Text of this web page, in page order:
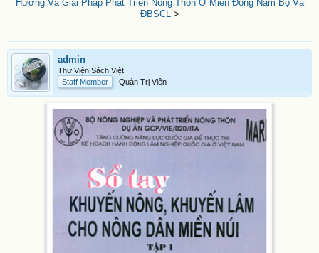
Hướng Và Giải Pháp Phát Triển Nông Thôn Ở Miền Đông Nam Bộ Và
ĐBSCL>
admin
Thư Viện Sách Việt
Staff Member
Quản Trị Viên